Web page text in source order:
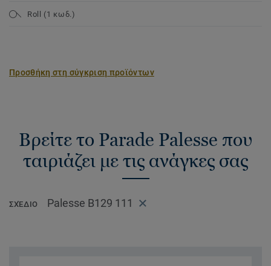
Roll (1 κωδ.)
Προσθήκη στη σύγκριση προϊόντων
Βρείτε το Parade Palesse που
ταιριάζει με τις ανάγκες σας
ΣΧΈΔΙΟ Palesse B129 111